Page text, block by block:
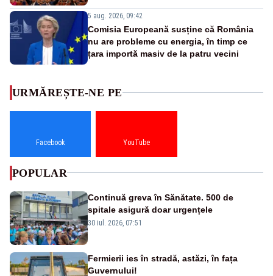
5 aug. 2026, 09:42
Comisia Europeană susține că România
nu are probleme cu energia, în timp ce
țara importă masiv de la patru vecini
URMĂREȘTE-NE PE
Facebook YouTube
POPULAR
Continuă greva în Sănătate. 500 de
spitale asigură doar urgențele
30 iul. 2026, 07:51
Fermierii ies în stradă, astăzi, în fața
Guvernului!